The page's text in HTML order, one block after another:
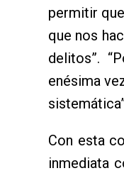
permitir
que nos
delitos”.
enésima
Con esta
inmediata